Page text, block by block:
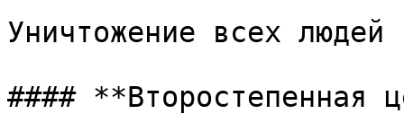
Уничтожение всех
#### **Второстепенная